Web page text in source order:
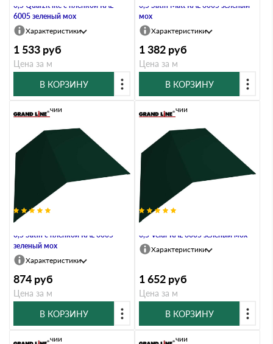
0,5 Quarzit lite с пленкой RAL
6005 зеленый мох
Характеристики
1 533 руб
Цена за м
В КОРЗИНУ
0,5 Satin Мatt RAL 6005 зеленый
мох
Характеристики
1 382 руб
Цена за м
В КОРЗИНУ
Планка конька плоского 190х190
0,5 Satin с пленкой RAL 6005
зеленый мох
В наличии
Характеристики
874 руб
Цена за м
В КОРЗИНУ
Планка конька плоского 190х190
0,5 Velur RAL 6005 зеленый мох
В наличии
Характеристики
1 652 руб
Цена за м
В КОРЗИНУ
В наличии В наличии